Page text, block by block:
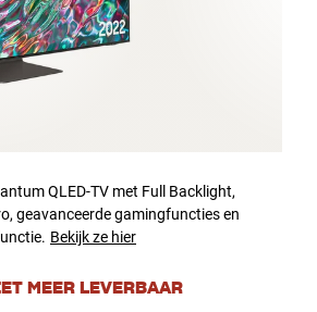
QLED-TV met Full Backlight,
geavanceerde gamingfuncties en
Bekijk ze hier
MEER LEVERBAAR